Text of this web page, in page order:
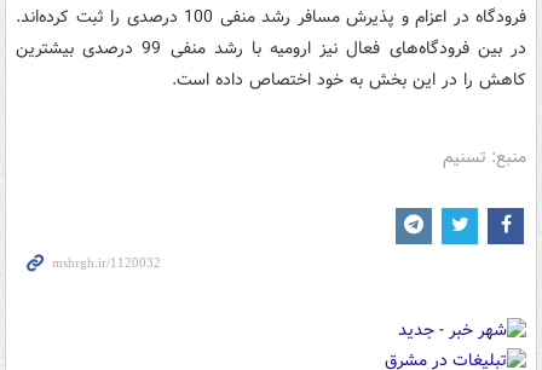
فرودگاه در اعزام و پذیرش مسافر رشد منفی 100 درصدی را ثبت کرده‌اند.
در بین فرودگاه‌های فعال نیز ارومیه با رشد منفی 99 درصدی بیشترین
کاهش را در این بخش به خود اختصاص داده است.
منبع: تسنیم